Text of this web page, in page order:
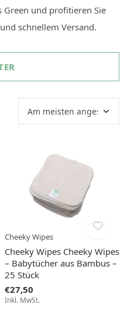
Green und profitieren Sie
schnellem Versand.
Cheeky Wipes
Cheeky Wipes Cheeky Wipes
– Babytücher aus Bambus –
25 Stück
€27,50
Inkl. MwSt.